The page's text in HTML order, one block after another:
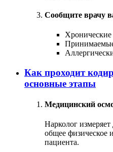
Сообщите врачу
Хронические
Как проходит
основные этапы
Медицинский
Нарколог
общее физическое
пациента.